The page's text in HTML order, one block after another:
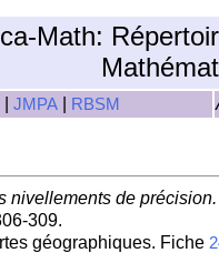
Math:
JMPA RBSM
nivellements de précision.
309.
géographiques. Fiche